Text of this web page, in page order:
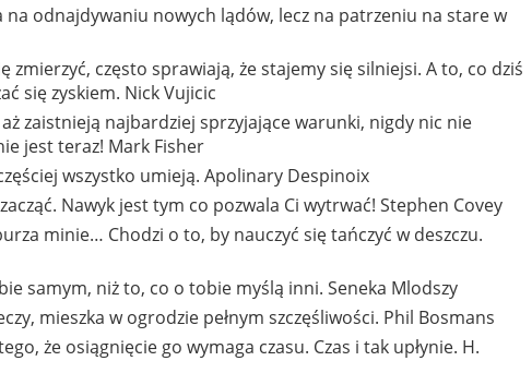
odnajdywaniu nowych lądów, lecz na patrzeniu na stare w
zmierzyć, często sprawiają, że stajemy się silniejsi. A to, co dziś
się zyskiem. Nick Vujicic
zaistnieją najbardziej sprzyjające warunki, nigdy nic nie
jest teraz! Mark Fisher
wszystko umieją. Apolinary Despinoix
Nawyk jest tym co pozwala Ci wytrwać! Stephen Covey
minie… Chodzi o to, by nauczyć się tańczyć w deszczu.
samym, niż to, co o tobie myślą inni. Seneka Mlodszy
mieszka w ogrodzie pełnym szczęśliwości. Phil Bosmans
że osiągnięcie go wymaga czasu. Czas i tak upłynie. H.